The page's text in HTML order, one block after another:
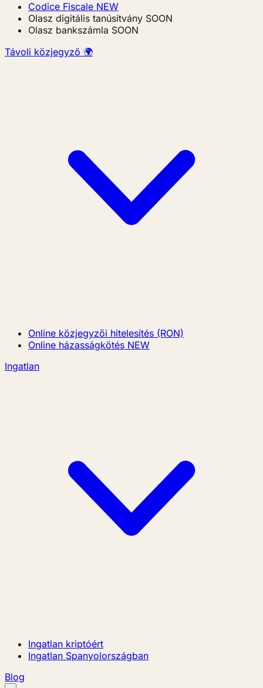
Codice Fiscale NEW
Olasz digitális tanúsítvány SOON
Olasz bankszámla SOON
Távoli közjegyző 🌍
Online közjegyzői hitelesítés (RON)
Online házasságkötés NEW
Ingatlan
Ingatlan kriptóért
Ingatlan Spanyolországban
Blog